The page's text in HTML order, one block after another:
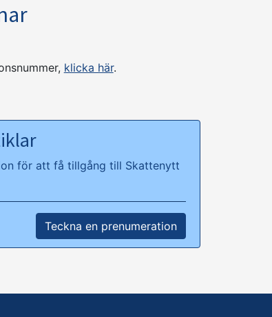
klicka här.
för att få tillgång till Skattenytt
Teckna en prenumeration